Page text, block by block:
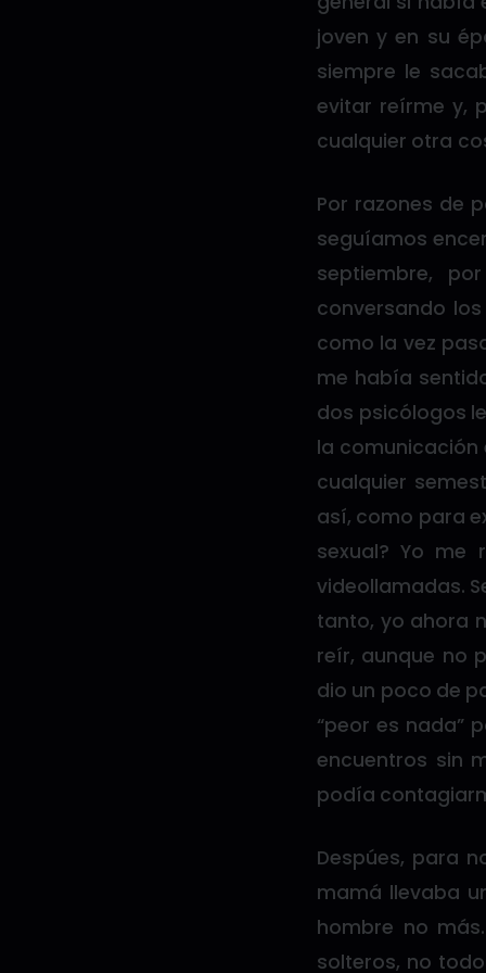
joven y en su
siempre le
evitar reírme y,
cualquier otra
Por razones de
seguíamos
septiembre,
conversando
como la vez
me había
dos psicólogos
la comunicación
cualquier
así, como para
sexual? Yo me
videollamadas.
tanto, yo ahora
reír, aunque no
dio un poco de
“peor es nada”
encuentros sin
podía
Despúes, para
mamá llevaba
hombre no
solteros, no